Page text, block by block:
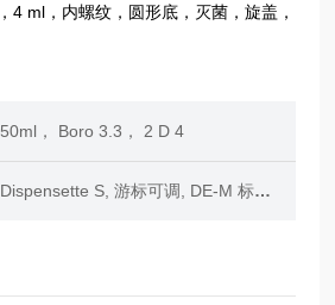
4 ml，内螺纹，圆形底，灭菌，旋盖，
， Boro 3.3， 2 D 4
S, 游标可调, DE-M 标志, 10-100 ml, 带回流阀